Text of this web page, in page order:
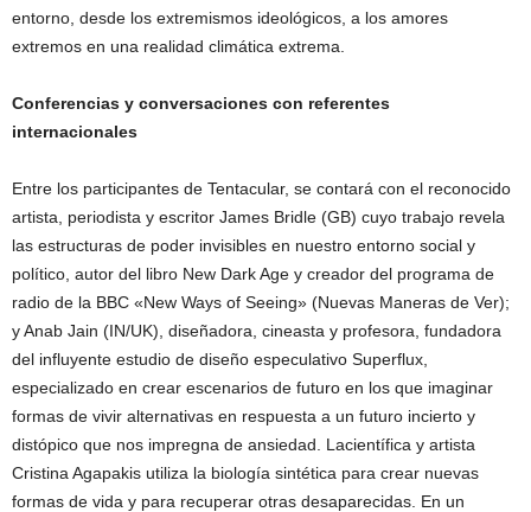
entorno, desde los extremismos ideológicos, a los amores
extremos en una realidad climática extrema.
Conferencias y conversaciones con referentes
internacionales
Entre los participantes de Tentacular, se contará con el reconocido
artista, periodista y escritor James Bridle (GB) cuyo trabajo revela
las estructuras de poder invisibles en nuestro entorno social y
político, autor del libro New Dark Age y creador del programa de
radio de la BBC «New Ways of Seeing» (Nuevas Maneras de Ver);
y Anab Jain (IN/UK), diseñadora, cineasta y profesora, fundadora
del influyente estudio de diseño especulativo Superflux,
especializado en crear escenarios de futuro en los que imaginar
formas de vivir alternativas en respuesta a un futuro incierto y
distópico que nos impregna de ansiedad. Lacientífica y artista
Cristina Agapakis utiliza la biología sintética para crear nuevas
formas de vida y para recuperar otras desaparecidas. En un